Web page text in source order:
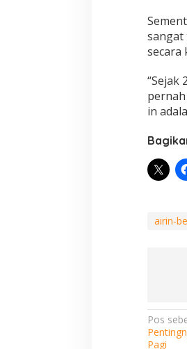
sangat
secara
“Sejak
in
airin-
pos
Pos
Pagi